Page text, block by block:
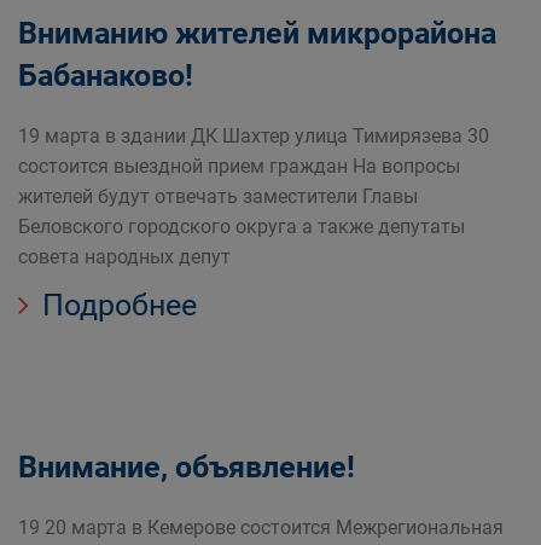
Вниманию жителей микрорайона
Бабанаково!
19 марта в здании ДК Шахтер улица Тимирязева 30
состоится выездной прием граждан На вопросы
жителей будут отвечать заместители Главы
Беловского городского округа а также депутаты
совета народных депут
Подробнее
Внимание, объявление!
19 20 марта в Кемерове состоится Межрегиональная